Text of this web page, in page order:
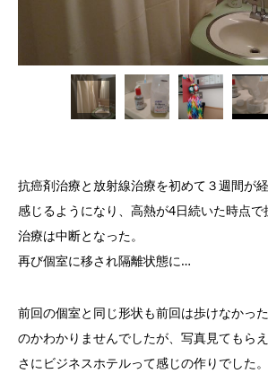
抗癌剤治療と放射線治療を初めて３週間が
感じるようになり、高熱が4日続いた時点
治療は中断となった。
再び個室に移され隔離状態に…
前回の個室と同じ形状も前回は歩けなかっ
のかわかりませんでしたが、写真見てもら
さにビジネスホテルって感じの作りでした。